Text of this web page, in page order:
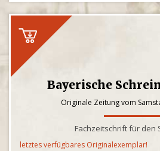
Bayerische
Originale Zeitung vom
Fachzeitschrift für den
letztes verfügbares Originalexemplar!